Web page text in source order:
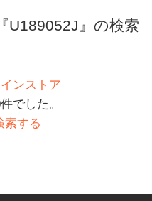
U189052J』の検索
でした。
索する